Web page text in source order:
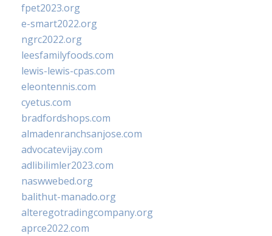
fpet2023.org
e-smart2022.org
ngrc2022.org
leesfamilyfoods.com
lewis-lewis-cpas.com
eleontennis.com
cyetus.com
bradfordshops.com
almadenranchsanjose.com
advocatevijay.com
adlibilimler2023.com
naswwebed.org
balithut-manado.org
alteregotradingcompany.org
aprce2022.com